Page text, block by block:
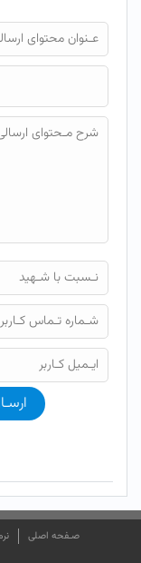
فایل محتوای ارسالی
صـفحه اصلی